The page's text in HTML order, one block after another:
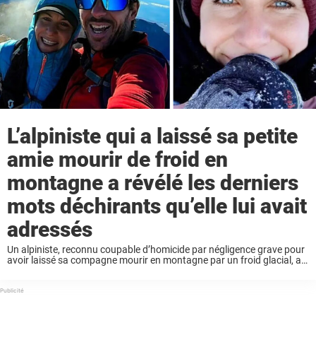
L’alpiniste qui a laissé sa petite
amie mourir de froid en
montagne a révélé les derniers
mots déchirants qu’elle lui avait
adressés
Un alpiniste, reconnu coupable d’homicide par négligence grave pour
avoir laissé sa compagne mourir en montagne par un froid glacial, a